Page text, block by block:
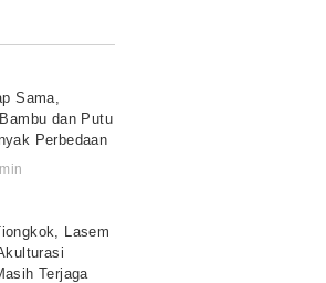
Sama,
dan Putu
Perbedaan
min
Lasem
Terjaga